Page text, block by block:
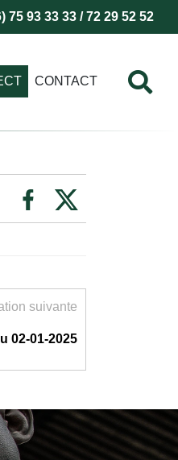
93 33 33 / 72 29 52 52
CONTACT
suivante
02-01-2025